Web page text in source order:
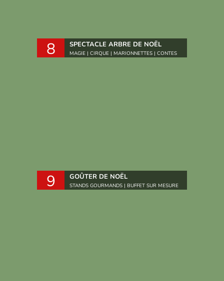
8 SPECTACLE ARBRE DE NOËL
MAGIE | CIRQUE | MARIONNETTES | CONTES
9 GOÛTER DE NOËL
STANDS GOURMANDS | BUFFET SUR MESURE